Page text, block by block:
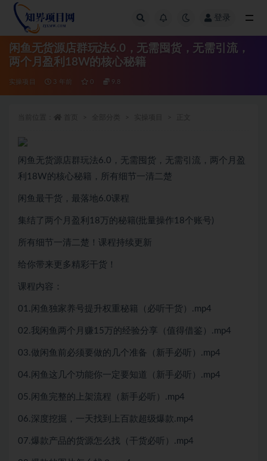
登录
闲鱼无货源店群玩法6.0，无需囤货，无需引流，
两个月盈利18W的核心秘籍
实操项目 3 年前 0 9.8
闲鱼无货源店群玩法6.0，无需囤货，无需引流，两个月盈
利18W的核心秘籍，所有细节一清二楚
闲鱼最干货，最落地6.0课程
集结了两个月盈利18万的秘籍(批量操作18个账号)
所有细节一清二楚！课程持续更新
给你带来更多精彩干货！
课程内容：
01.闲鱼独家养号提升权重秘籍（必听干货）.mp4
02.我闲鱼两个月赚15万的经验分享（值得借鉴）.mp4
03.做闲鱼前必须要做的几个准备（新手必听）.mp4
04.闲鱼这几个功能你一定要知道（新手必听）.mp4
05.闲鱼完整的上架流程（新手必听）.mp4
06.深度挖掘，一天找到上百款超级爆款.mp4
07.爆款产品的货源怎么找（干货必听）.mp4